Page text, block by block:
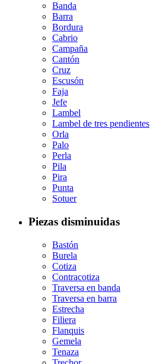
Banda
Barra
Bordura
Cabrio
Campaña
Cantón
Cruz
Escusón
Faja
Jefe
Lambel
Lambel de tres pendientes
Orla
Palo
Perla
Pila
Pira
Punta
Sotuer
Piezas disminuidas
Bastón
Burela
Cotiza
Contracotiza
Traversa en banda
Traversa en barra
Estrecha
Filiera
Flanquis
Gemela
Tenaza